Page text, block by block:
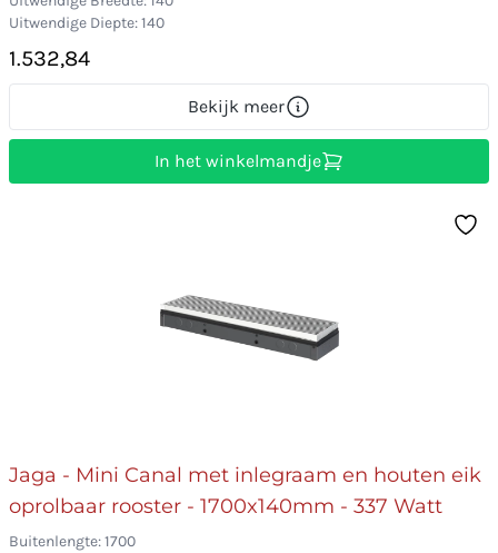
Uitwendige Diepte: 140
1.532,84
Bekijk meer
In het winkelmandje
Jaga - Mini Canal met inlegraam en houten eik
oprolbaar rooster - 1700x140mm - 337 Watt
Buitenlengte: 1700